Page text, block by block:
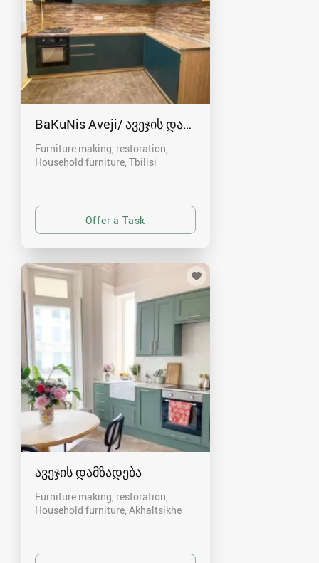
BaKuNis Aveji/ ავეჯის დამზადება
Furniture making, restoration,
Household furniture Tbilisi
ავეჯის დამზადება
Furniture making, restoration,
Household furniture Akhaltsikhe